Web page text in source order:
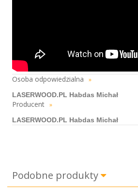
Osoba odpowiedzialna »
LASERWOOD.PL Habdas Michał
Producent »
LASERWOOD.PL Habdas Michał
Podobne produkty